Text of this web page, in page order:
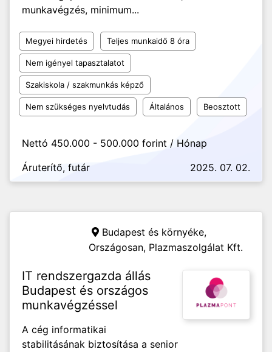
munkavégzés, minimum...
Megyei hirdetés Teljes munkaidő 8 óra
Nem igényel tapasztalatot
Szakiskola / szakmunkás képző
Nem szükséges nyelvtudás Általános Beosztott
Nettó 450.000 - 500.000 forint / Hónap
Áruterítő, futár
2025. 07. 02.
Budapest és környéke,
Országosan, Plazmaszolgálat Kft.
IT rendszergazda állás
Budapest és országos
munkavégzéssel
A cég informatikai
stabilitásának biztosítása a senior